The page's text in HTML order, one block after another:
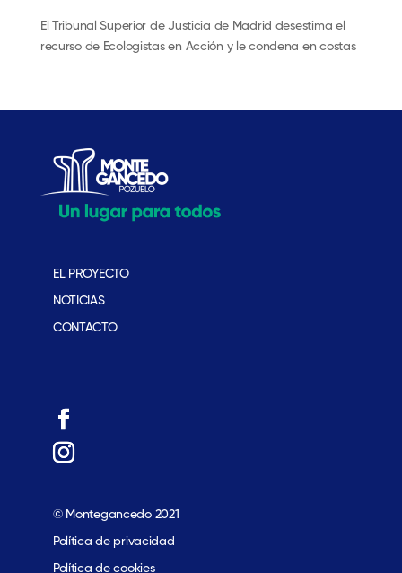
El Tribunal Superior de Justicia de Madrid desestima el
recurso de Ecologistas en Acción y le condena en costas
EL PROYECTO
NOTICIAS
CONTACTO
© Montegancedo 2021
Política de privacidad
Política de cookies